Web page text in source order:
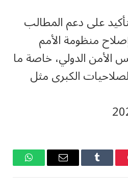
على دعم المطالب
منظومة الأمم
الأمن الدولي، خاصة ما
الكبرى مثل
Tumblr
البريد
واتساب